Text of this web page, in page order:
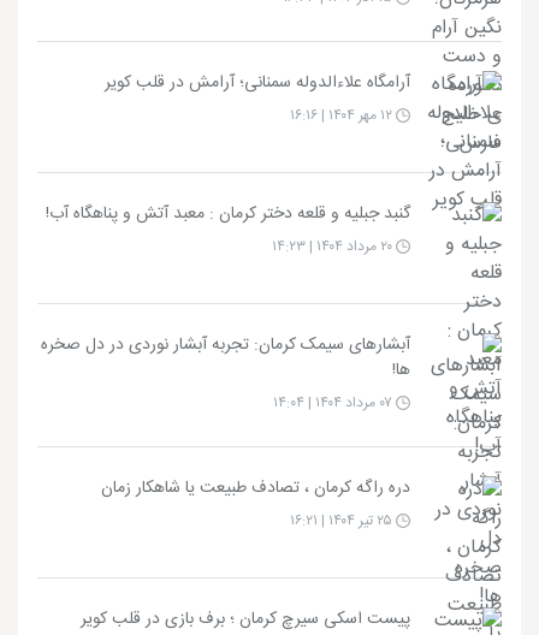
آرامگاه علاءالدوله سمنانی؛ آرامش در قلب کویر
گنبد جبلیه و قلعه دختر کرمان : معبد آتش و پناهگاه آب!
آبشارهای سیمک کرمان: تجربه آبشار نوردی در دل صخره
ها!
دره راگه کرمان ، تصادف طبیعت یا شاهکار زمان
پیست اسکی سیرچ کرمان ؛ برف بازی در قلب کویر